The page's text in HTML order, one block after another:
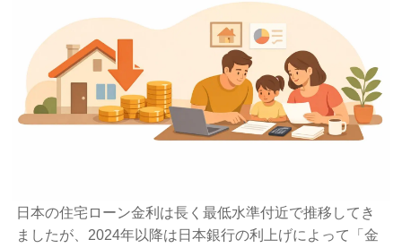
日本の住宅ローン金利は長く最低水準付近で推移してき
ましたが、2024年以降は日本銀行の利上げによって「金